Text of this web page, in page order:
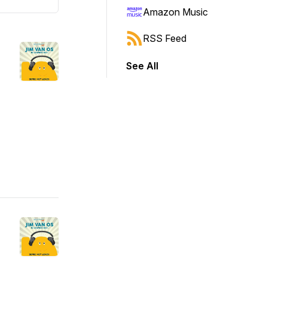
Amazon Music
RSS Feed
See All